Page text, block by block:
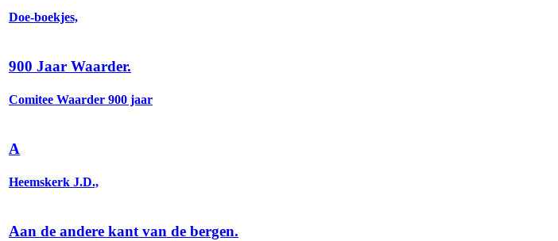
Doe-boekjes,
900 Jaar Waarder.
Comitee Waarder 900 jaar
A
Heemskerk J.D.,
Aan de andere kant van de bergen.